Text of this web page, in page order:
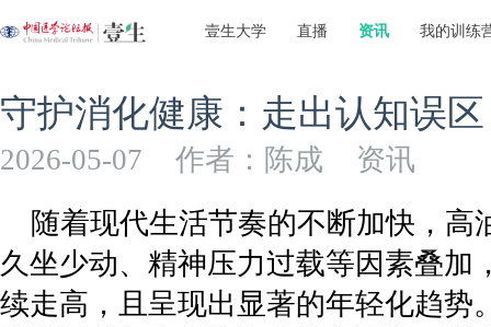
壹生大学 直播 资讯 我的训练
守护消化健康：走出认知误
2026-05-07 作者：陈成
资讯
随着现代生活节奏的不断加快，高
久坐少动、精神压力过载等因素叠加
续走高，且呈现出显著的年轻化趋势